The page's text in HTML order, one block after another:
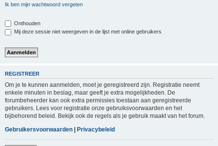
Ik ben mijn wachtwoord vergeten
Onthouden
Mij deze sessie niet weergeven in de lijst met online gebruikers
REGISTREER
Om je te kunnen aanmelden, moet je geregistreerd zijn. Registratie neemt
enkele minuten in beslag, maar geeft je extra mogelijkheden. De
forumbeheerder kan ook extra permissies toestaan aan geregistreerde
gebruikers. Lees voor registratie onze gebruiksvoorwaarden en het
bijbehorend beleid. Bekijk ook de regels als je gebruik maakt van het forum.
Gebruikersvoorwaarden
Privacybeleid